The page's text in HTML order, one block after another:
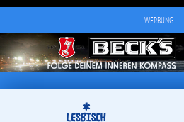
— WERBUNG —